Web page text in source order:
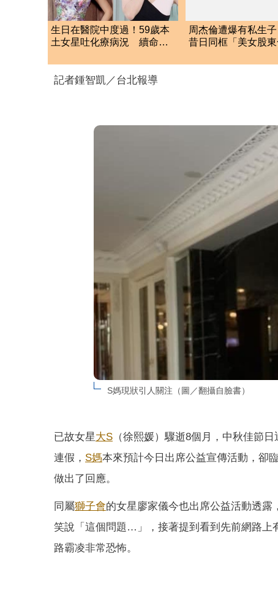
生日在醫院中度過！59歲本
土女星吐化療病況 續命心
周杰倫遭爆有私生
昔日同框「美女股東
記者鍾智凱／台北報導
S媽現狀引人關注（圖／翻攝自臉書）
已故女星大S （徐熙媛）驟逝8個月，中秋佳節
連假， S媽本來預計今日出席公益宣傳活動，卻
做出了回應。
同屬獅子會的女星廖家儀今也出席公益活動透
笑說「這個問題…」，接著提到看到先前網路上
路霸凌非常恐怖。